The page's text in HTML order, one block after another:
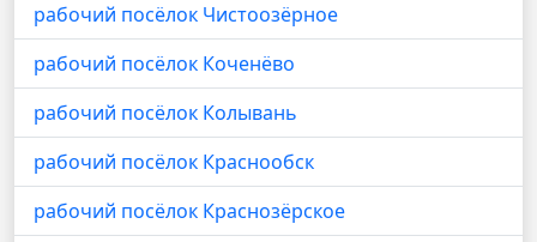
рабочий посёлок Чистоозёрное
рабочий посёлок Коченёво
рабочий посёлок Колывань
рабочий посёлок Краснообск
рабочий посёлок Краснозёрское